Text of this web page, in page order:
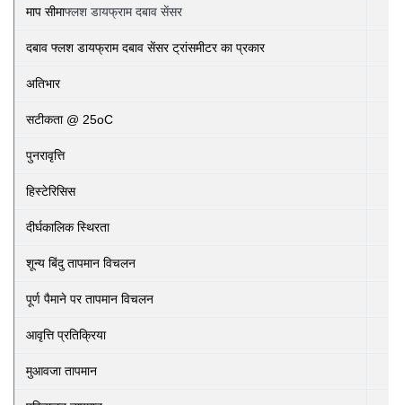
माप सीमाफ्लश डायफ्राम दबाव सेंसर
दबाव फ्लश डायफ्राम दबाव सेंसर ट्रांसमीटर का प्रकार
अतिभार
सटीकता @ 25oC
पुनरावृत्ति
हिस्टेरिसिस
दीर्घकालिक स्थिरता
शून्य बिंदु तापमान विचलन
पूर्ण पैमाने पर तापमान विचलन
आवृत्ति प्रतिक्रिया
मुआवजा तापमान